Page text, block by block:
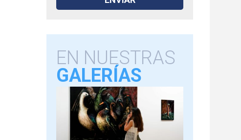
EN NUESTRAS
GALERÍAS